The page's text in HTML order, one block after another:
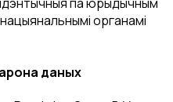
органамі
даных